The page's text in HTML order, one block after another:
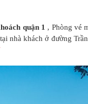
quận 1 , Phòng vé
nhà khách ở đường